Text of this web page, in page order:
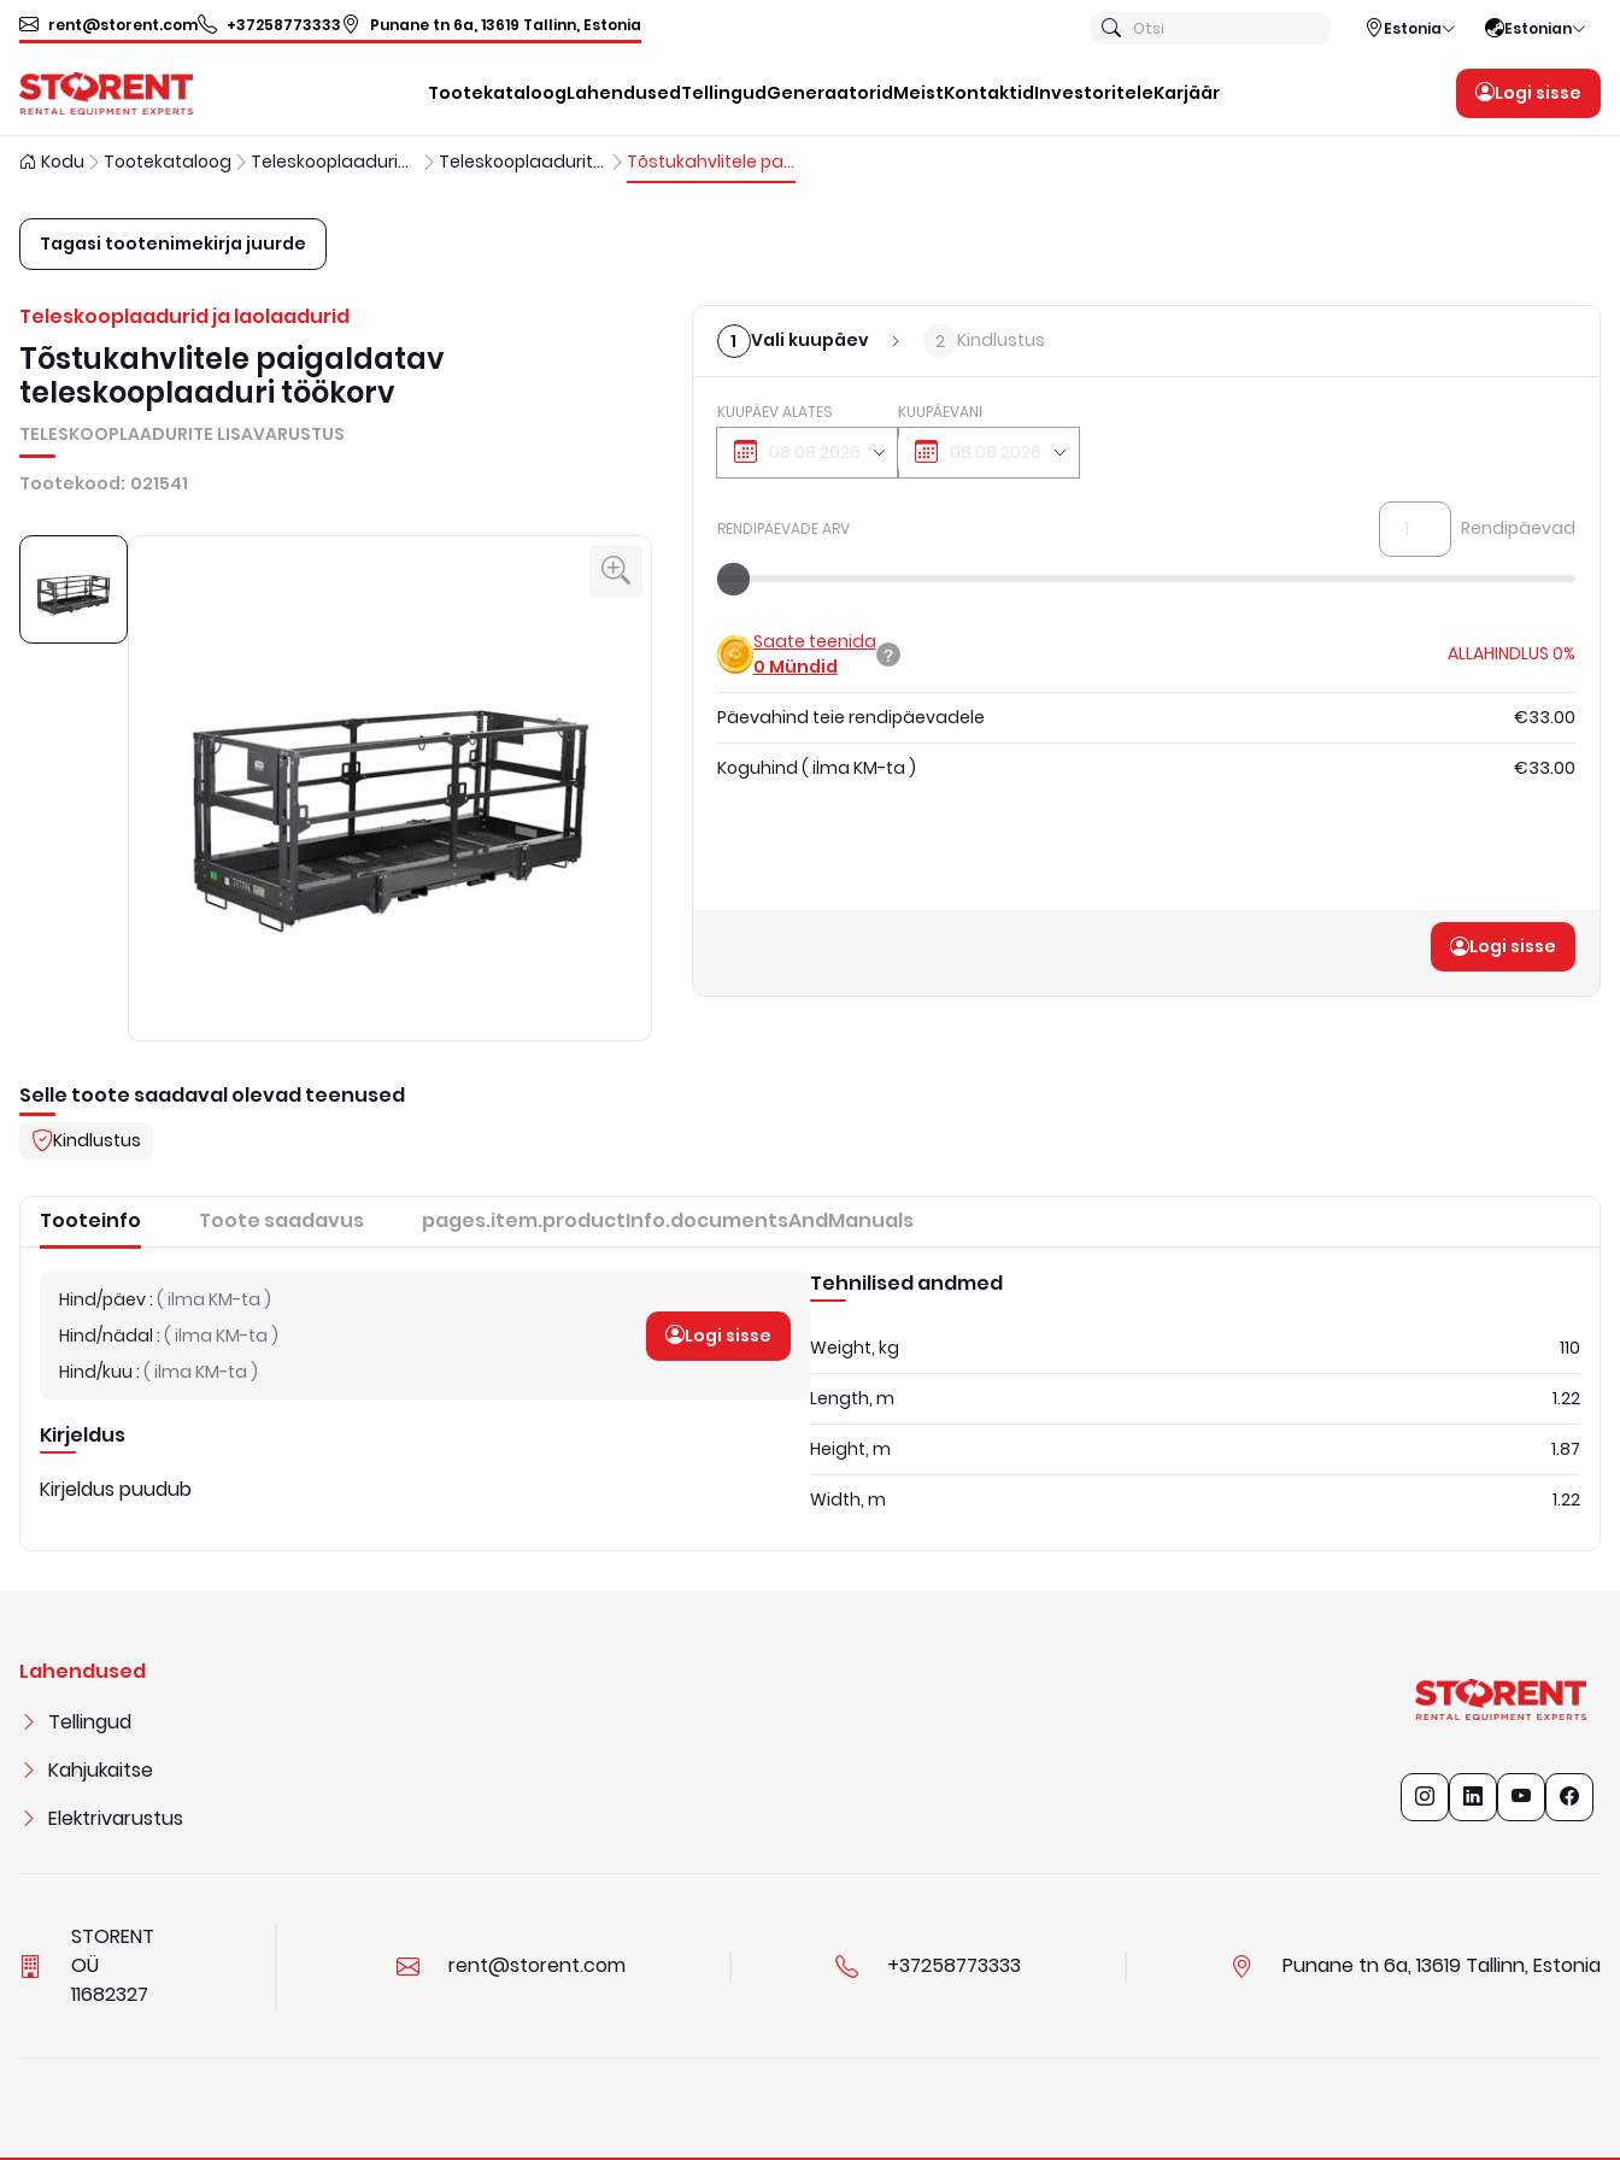
rent@storent.com +37258773333 Punane tn 6a, 13619 Tallinn, Estonia Otsi Estonia Estonian
TootekataloogLahendusedTellingudGeneraatoridMeistKontaktidInvestoriteleKarjäär Logi sisse
Kodu Tootekataloog Teleskooplaadurid ja laolaadurid Teleskooplaadurite lisavarustus Tõstukahvlitele paigaldatav teleskooplaaduri töökorv
Tagasi tootenimekirja juurde
Teleskooplaadurid ja laolaadurid
Tõstukahvlitele paigaldatav
teleskooplaaduri töökorv
TELESKOOPLAADURITE LISAVARUSTUS
Tootekood: 021541
Selle toote saadaval olevad teenused
Kindlustus
1 Vali kuupäev 2 Kindlustus
KUUPÄEV ALATES KUUPÄEVANI
RENDIPÄEVADE ARV Rendipäevad
Saate teenida
0 Mündid
ALLAHINDLUS 0%
Päevahind teie rendipäevadele €33.00
Koguhind ( ilma KM-ta ) €33.00
Logi sisse
Tooteinfo Toote saadavus pages.item.productInfo.documentsAndManuals
Hind/päev: ( ilma KM-ta )
Hind/nädal : ( ilma KM-ta )
Hind/kuu : ( ilma KM-ta )
Logi sisse
Kirjeldus
Kirjeldus puudub
Tehnilised andmed
Weight, kg 110
Length, m 1.22
Height, m 1.87
Width, m 1.22
Lahendused
Tellingud
Kahjukaitse
Elektrivarustus
STORENT
OÜ
11682327
rent@storent.com +37258773333 Punane tn 6a, 13619 Tallinn, Estonia